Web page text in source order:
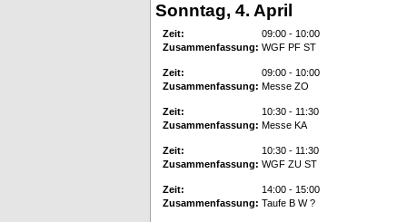
Sonntag, 4. April
Zeit:
09:00 - 10:00
Zusammenfassung: WGF PF ST
Zeit:
09:00 - 10:00
Zusammenfassung: Messe ZO
Zeit:
10:30 - 11:30
Zusammenfassung: Messe KA
Zeit:
10:30 - 11:30
Zusammenfassung: WGF ZU ST
Zeit:
14:00 - 15:00
Zusammenfassung: Taufe B W ?